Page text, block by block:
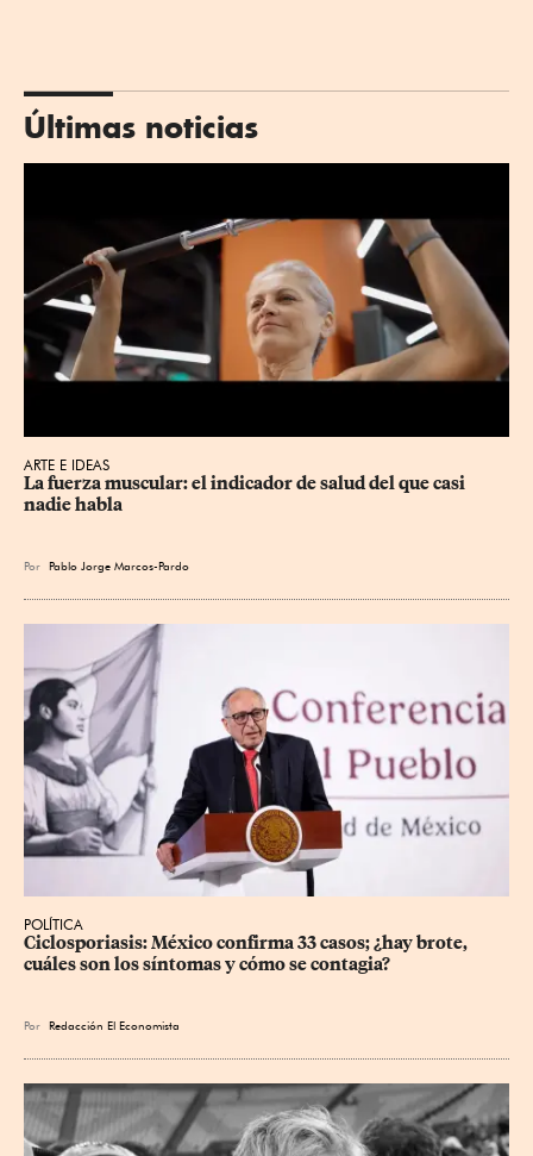
Últimas noticias
ARTE E IDEAS
La fuerza muscular: el indicador de salud del que casi
nadie habla
Por Pablo Jorge Marcos-Pardo
POLÍTICA
Ciclosporiasis: México confirma 33 casos; ¿hay brote,
cuáles son los síntomas y cómo se contagia?
Por Redacción El Economista